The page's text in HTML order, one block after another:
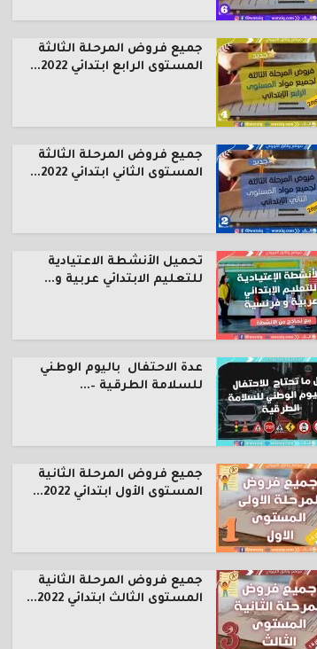
جميع فروض المرحلة الثالثة
المستوى الرابع ابتدائي 2022...
جميع فروض المرحلة الثالثة
المستوى الثاني ابتدائي 2022...
تحميل الأنشطة الاعتيادية
للتعليم الابتدائي عربية و...
عدة الاحتفال باليوم الوطني
للسلامة الطرقية –...
جميع فروض المرحلة الثانية
المستوى الأول ابتدائي 2022...
جميع فروض المرحلة الثانية
المستوى الثالث ابتدائي 2022...